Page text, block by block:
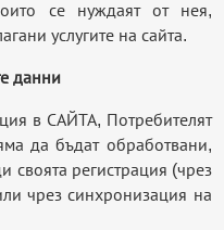
се нуждаят от нея,
услугите на сайта.
данни
в САЙТА, Потребителят
да бъдат обработвани,
своята регистрация (чрез
чрез синхронизация на